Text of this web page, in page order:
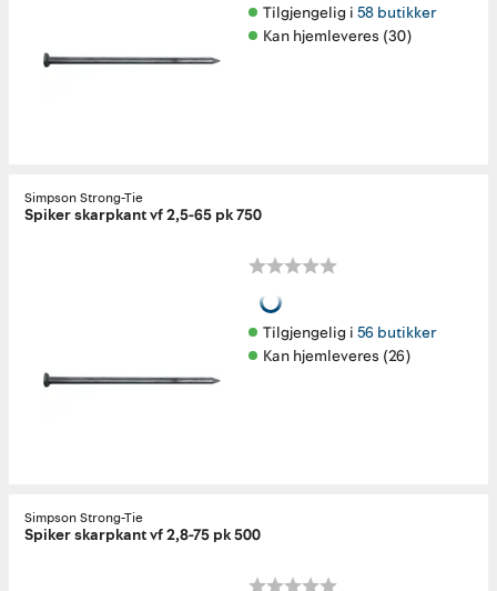
Tilgjengelig i 58 butikker
Kan hjemleveres (30)
Simpson Strong-Tie
Spiker skarpkant vf 2,5-65 pk 750
Tilgjengelig i 56 butikker
Kan hjemleveres (26)
Simpson Strong-Tie
Spiker skarpkant vf 2,8-75 pk 500